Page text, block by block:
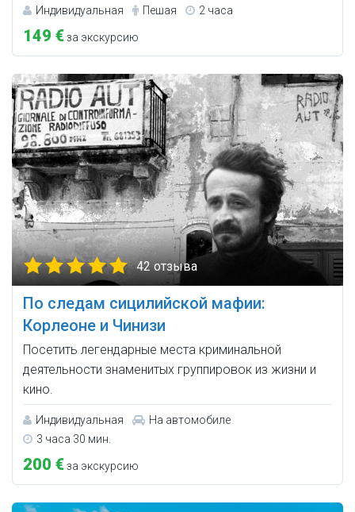
Индивидуальная Пешая 2 часа
149 €за экскурсию
42 отзыва
По следам сицилийской мафии:
Корлеоне и Чинизи
Посетить легендарные места криминальной
деятельности знаменитых группировок из жизни и
кино.
Индивидуальная
На автомобиле
3 часа 30 мин.
200 €за экскурсию